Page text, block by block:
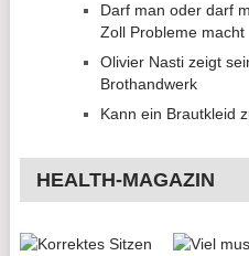
Darf man oder darf
Zoll Probleme macht
Olivier Nasti zeigt
Brothandwerk
Kann ein Brautkleid
HEALTH-MAGAZIN